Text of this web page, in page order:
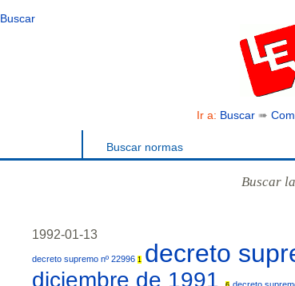
Buscar
Ir a: Buscar➠
Buscar normas
Buscar
1992-01-13
decreto supremo nº 22996 1 decreto
diciembre de 1991